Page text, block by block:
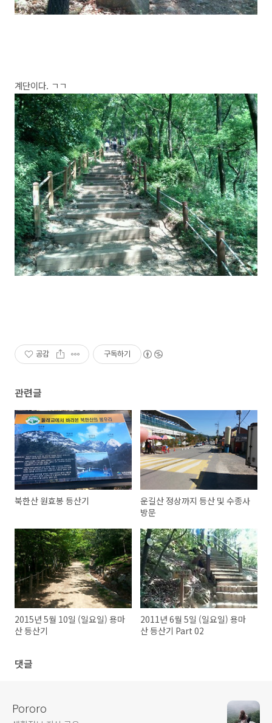
계단이다. ㄱㄱ
공감 구독하기
관련글
북한산 원효봉 등산기
운길산 정상까지 등산 및 수종사
방문
2015년 5월 10일 (일요일) 용마
산 등산기
2011년 6월 5일 (일요일) 용마
산 등산기 Part 02
댓글
Pororo